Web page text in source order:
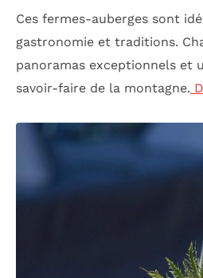
Ces fermes-auberges sont
gastronomie et traditions.
panoramas exceptionnels et
savoir-faire de la montagne.